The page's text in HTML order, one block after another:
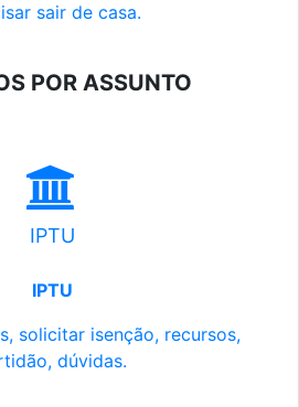
sair de casa.
POR ASSUNTO
IPTU
IPTU
solicitar isenção, recursos,
dúvidas.